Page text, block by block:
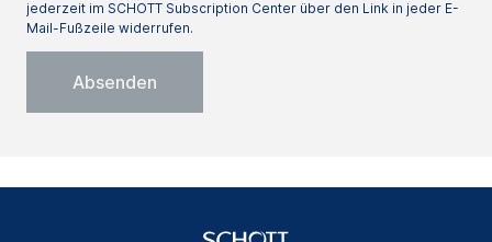
jederzeit im SCHOTT Subscription Center über den Link in jeder E-
Mail-Fußzeile widerrufen.